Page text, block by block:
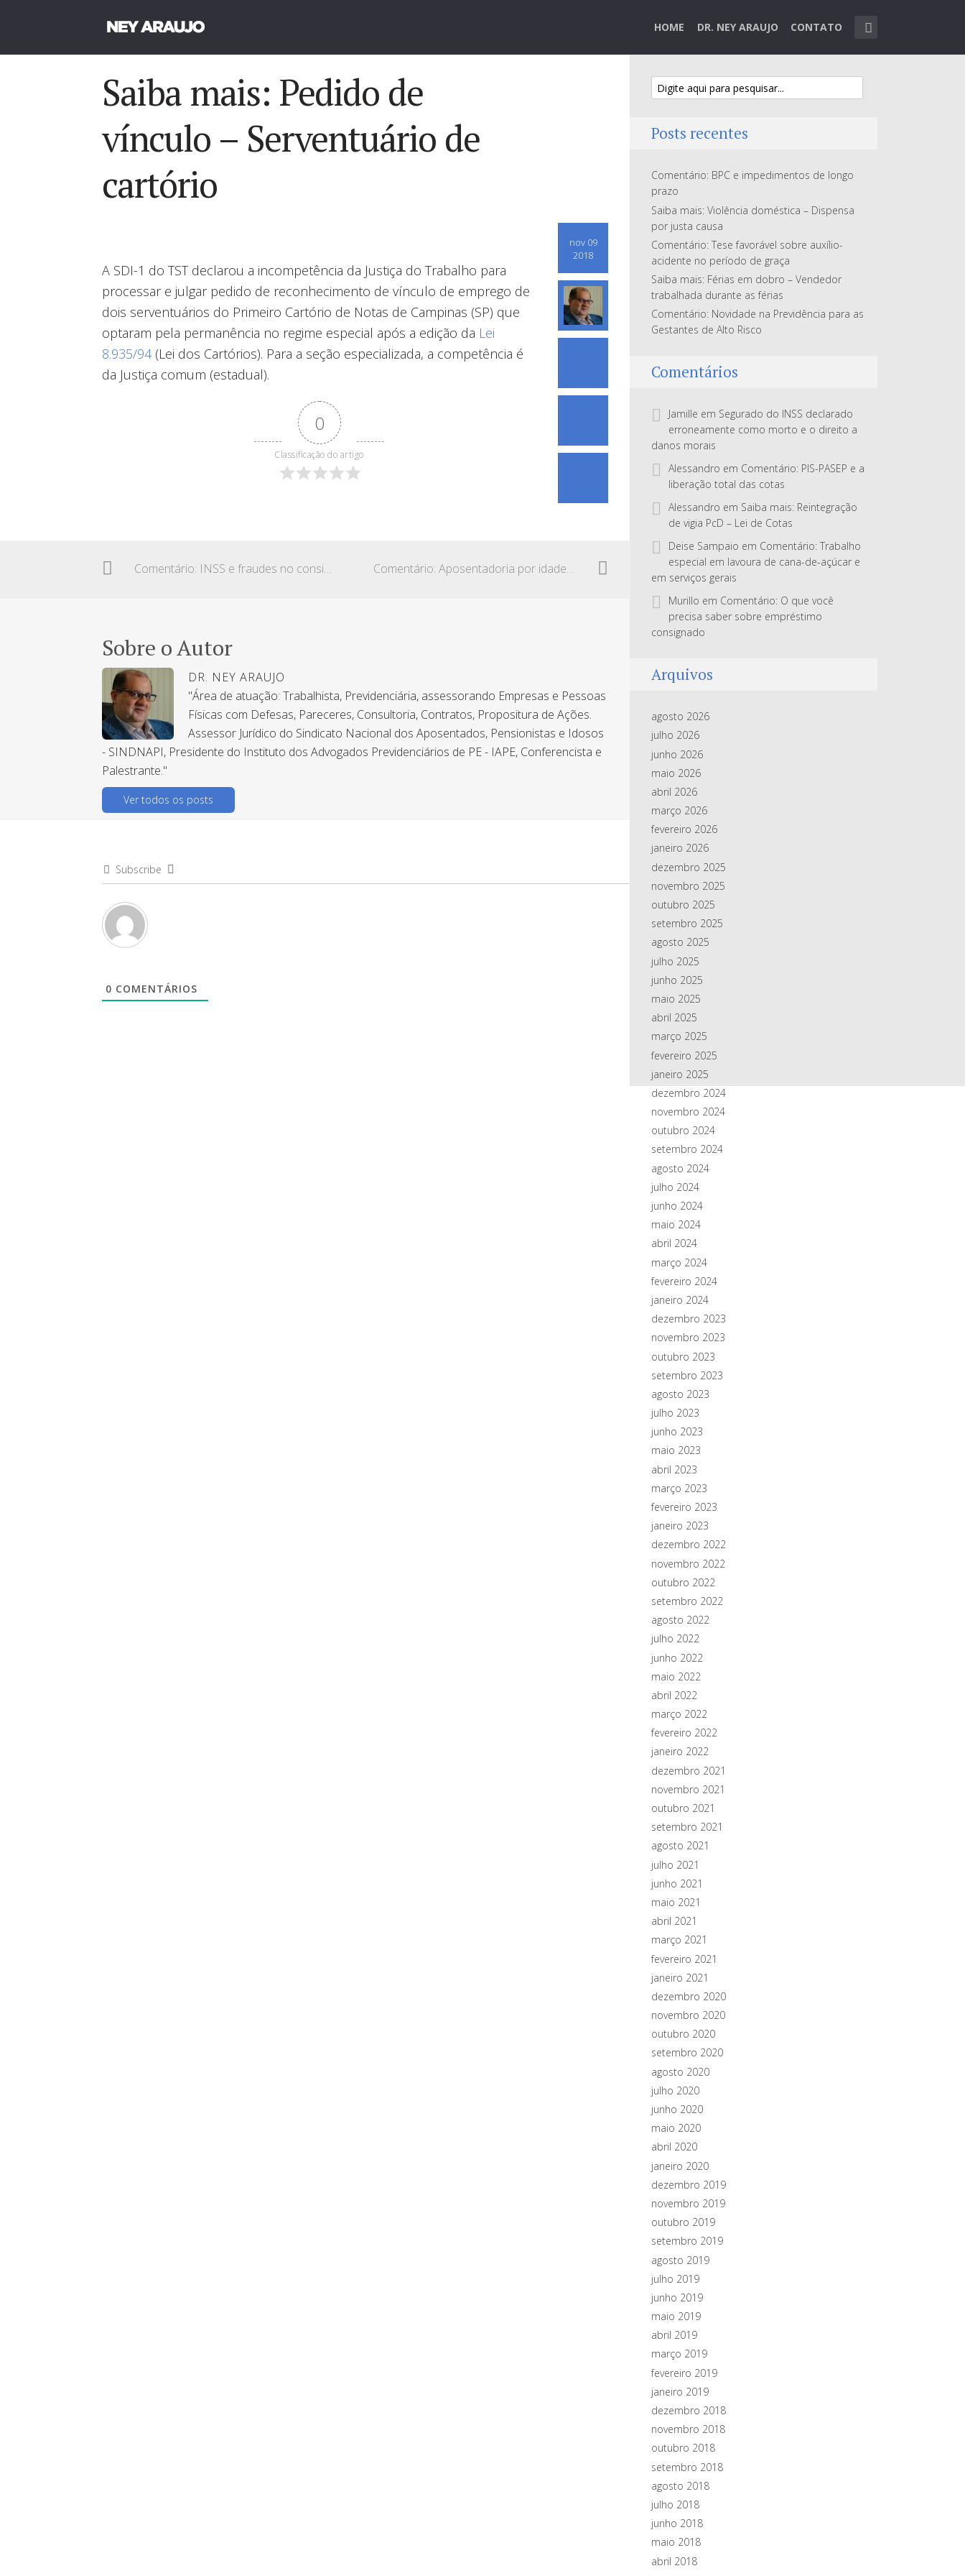
HOME DR. NEY ARAUJO CONTATO
Saiba mais: Pedido de
vínculo – Serventuário de
cartório
nov 09
2018
A SDI-1 do TST declarou a incompetência da Justiça do Trabalho para
processar e julgar pedido de reconhecimento de vínculo de emprego de
dois serventuários do Primeiro Cartório de Notas de Campinas (SP) que
optaram pela permanência no regime especial após a edição da Lei
8.935/94(Lei dos Cartórios). Para a seção especializada, a competência é
da Justiça comum (estadual).
0
Classificação do artigo
Comentário: INSS e fraudes no consignado Comentário: Aposentadoria por idade e inclusão do período de benefício por incapacidade
Sobre o Autor
DR. NEY ARAUJO
"Área de atuação: Trabalhista, Previdenciária, assessorando Empresas e Pessoas
Físicas com Defesas, Pareceres, Consultoria, Contratos, Propositura de Ações.
Assessor Jurídico do Sindicato Nacional dos Aposentados, Pensionistas e Idosos
- SINDNAPI, Presidente do Instituto dos Advogados Previdenciários de PE - IAPE, Conferencista e
Palestrante."
Ver todos os posts
Subscribe
0 COMENTÁRIOS
Posts recentes
Comentário: BPC e impedimentos de longo
prazo
Saiba mais: Violência doméstica – Dispensa
por justa causa
Comentário: Tese favorável sobre auxílio-
acidente no período de graça
Saiba mais: Férias em dobro – Vendedor
trabalhada durante as férias
Comentário: Novidade na Previdência para as
Gestantes de Alto Risco
Comentários
Jamille em Segurado do INSS declarado
erroneamente como morto e o direito a
danos morais
Alessandro em Comentário: PIS-PASEP e a
liberação total das cotas
Alessandro em Saiba mais: Reintegração
de vigia PcD – Lei de Cotas
Deise Sampaio em Comentário: Trabalho
especial em lavoura de cana-de-açúcar e
em serviços gerais
Murillo em Comentário: O que você
precisa saber sobre empréstimo
consignado
Arquivos
agosto 2026
julho 2026
junho 2026
maio 2026
abril 2026
março 2026
fevereiro 2026
janeiro 2026
dezembro 2025
novembro 2025
outubro 2025
setembro 2025
agosto 2025
julho 2025
junho 2025
maio 2025
abril 2025
março 2025
fevereiro 2025
janeiro 2025
dezembro 2024
novembro 2024
outubro 2024
setembro 2024
agosto 2024
julho 2024
junho 2024
maio 2024
abril 2024
março 2024
fevereiro 2024
janeiro 2024
dezembro 2023
novembro 2023
outubro 2023
setembro 2023
agosto 2023
julho 2023
junho 2023
maio 2023
abril 2023
março 2023
fevereiro 2023
janeiro 2023
dezembro 2022
novembro 2022
outubro 2022
setembro 2022
agosto 2022
julho 2022
junho 2022
maio 2022
abril 2022
março 2022
fevereiro 2022
janeiro 2022
dezembro 2021
novembro 2021
outubro 2021
setembro 2021
agosto 2021
julho 2021
junho 2021
maio 2021
abril 2021
março 2021
fevereiro 2021
janeiro 2021
dezembro 2020
novembro 2020
outubro 2020
setembro 2020
agosto 2020
julho 2020
junho 2020
maio 2020
abril 2020
janeiro 2020
dezembro 2019
novembro 2019
outubro 2019
setembro 2019
agosto 2019
julho 2019
junho 2019
maio 2019
abril 2019
março 2019
fevereiro 2019
janeiro 2019
dezembro 2018
novembro 2018
outubro 2018
setembro 2018
agosto 2018
julho 2018
junho 2018
maio 2018
abril 2018